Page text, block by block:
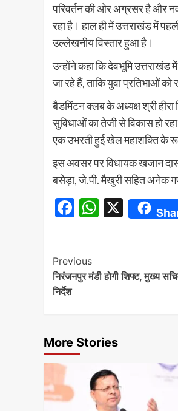
परिवर्तन की ओर अग्रसर है और
रहा है। हाल ही में उत्तराखंड में
उल्लेखनीय विस्तार हुआ है।
उन्होंने कहा कि देवभूमि उत्तराखंड
जा रहे हैं, ताकि युवा प्रतिभाओं
बैडमिंटन क्लब के अध्यक्ष श्री
सुविधाओं का तेजी से विकास हो
एक उभरती हुई खेल महाशक्ति के
इस अवसर पर विधायक खजान
बसेड़ा, जे.पी. मैखुरी सहित अनेक
Facebook
X
Continue
Reading
Previous
निरंजनपुर मंडी होगी शिफ्ट, मुख्य
निर्देश
More Stories